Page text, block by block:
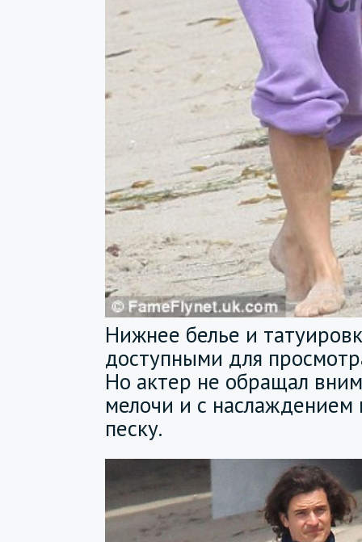
Нижнее белье и
доступными для
Но актер не обращал
мелочи и с наслаждением
песку.